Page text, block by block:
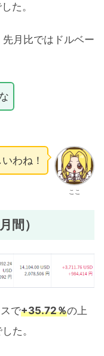
た。
月比ではドルベー
ここ
わね！
間）
で+35.72％の上
た。